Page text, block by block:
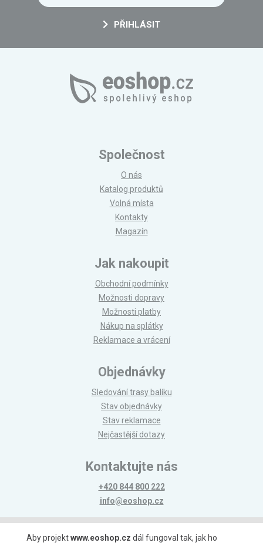
PŘIHLÁSIT
Společnost
O nás
Katalog produktů
Volná místa
Kontakty
Magazín
Jak nakoupit
Obchodní podmínky
Možnosti dopravy
Možnosti platby
Nákup na splátky
Reklamace a vrácení
Objednávky
Sledování trasy balíku
Stav objednávky
Stav reklamace
Nejčastější dotazy
Kontaktujte nás
+420 844 800 222
info@eoshop.cz
Možnosti platby
Aby projektwww.eoshop.cz dál fungoval tak, jak ho